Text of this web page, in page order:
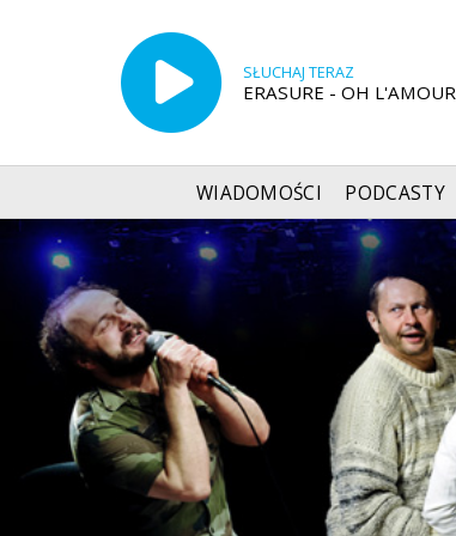
SŁUCHAJ TERAZ
ERASURE - OH L'AMOUR
WIADOMOŚCI PODCASTY